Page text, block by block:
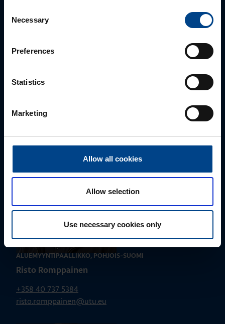
Selection
Necessary
Preferences
Statistics
Marketing
Allow all cookies
Allow selection
Use necessary cookies only
ALUEMYYNTIPÄÄLLIKKÖ, ITÄ-SUOMI
+358 40 687 7998
ALUEMYYNTIPÄÄLLIKKÖ, POHJOIS-SUOMI
Risto Romppainen
+358 40 737 5384
risto.romppainen@utu.eu